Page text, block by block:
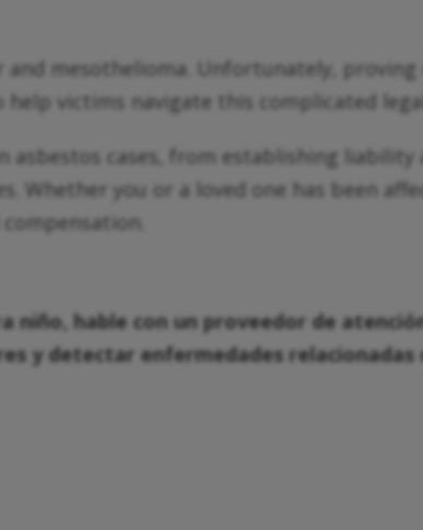
mesothelioma. Unfortunately, proving
victims navigate this complicated
cases, from establishing
you or a loved one has been
niño, hable con un proveedor de
y detectar enfermedades